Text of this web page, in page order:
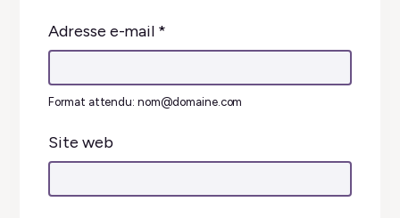
Adresse e-mail *
Format attendu: nom@domaine.com
Site web